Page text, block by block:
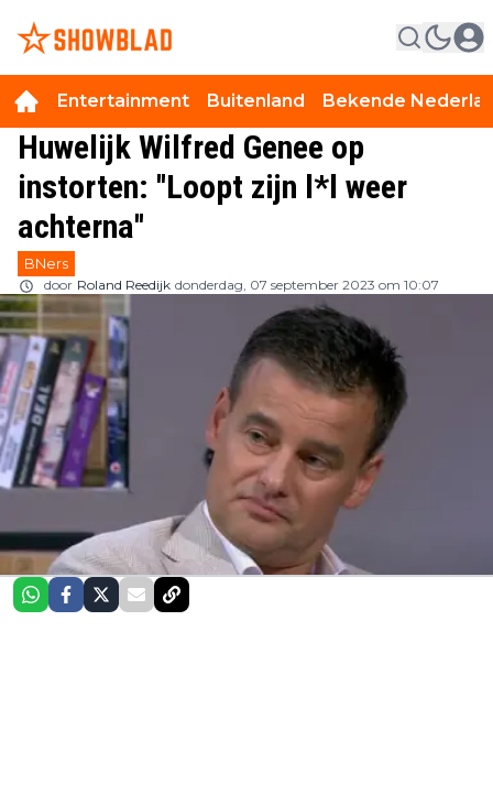
Entertainment Buitenland Bekende
Huwelijk Wilfred Genee op
instorten: ''Loopt zijn l*l weer
achterna''
BNers
door Roland Reedijk donderdag, 07 september 2023 om 10:07